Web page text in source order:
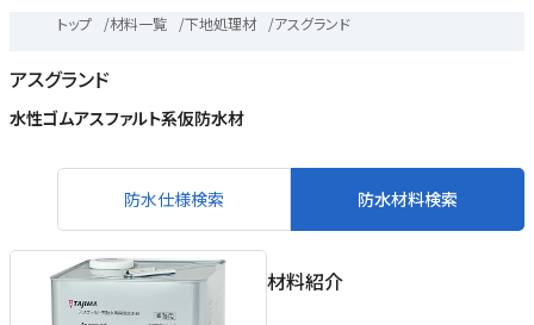
トップ /材料一覧 /下地処理材 /アスグランド
アスグランド
水性ゴムアスファルト系仮防水材
防水仕様検索 防水材料検索
材料紹介